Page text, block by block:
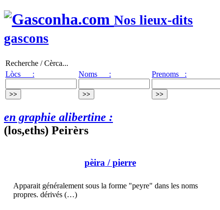
Nos lieux-dits
gascons
Recherche / Cèrca...
Lòcs :
Noms : Prenoms :
en graphie alibertine :
(los,eths) Peirèrs
pèira/ pierre
Apparait généralement sous la forme "peyre" dans les noms
propres. dérivés (…)